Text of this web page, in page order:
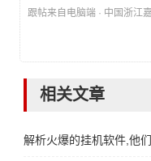
跟帖来自电脑端 · 中国浙江
相关文章
解析火爆的挂机软件,他